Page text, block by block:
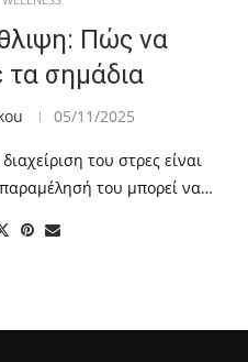
Πώς να
τα σημάδια
05/11/2025
του στρες είναι
του μπορεί να…